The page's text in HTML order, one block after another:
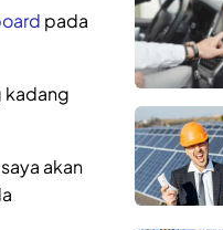
pada
kadang
akan